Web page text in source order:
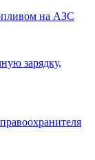
на АЗС
зарядку,